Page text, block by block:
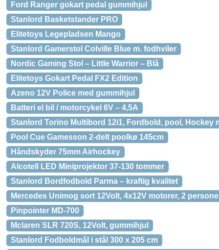
Ford Ranger gokart pedal gummihjul
Stanlord Basketstander PRO
Elitetoys Legepladsen Mango
Stanlord Gamerstol Colville Blue m. fodhviler
Nordic Gaming Stol – Little Warrior – Blå
Elitetoys Gokart Pedal FX2 Edition
Azeno 12V Police med gummihjul
Batteri el bil / motorcykel 6V – 4,5A
Stanlord Torino Multibord 12i1, Fordbold, pool, Hockey
Pool Cue Gamesson 2-delt poolkø 145cm
Håndskyder 75mm Airhockey
Alcotell LED Miniprojektor 37-130 tommer
Stanlord Bordfodbold Parma – kraftig kvalitet
Mercedes Unimog sort 12Volt, 4x12V motorer, 2
Pinpointer MD-700
Mclaren SLR 720S, 12Volt, gummihjul
Stanlord Fodboldmål i stål 300 x 205 cm